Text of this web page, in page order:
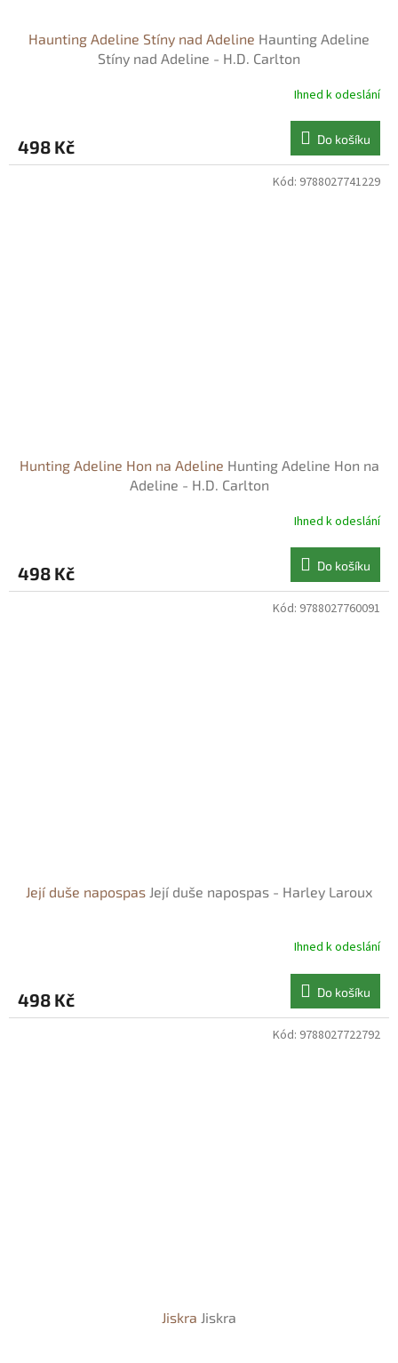
Haunting Adeline Stíny nad Adeline Haunting Adeline
Stíny nad Adeline - H.D. Carlton
Ihned k odeslání
498 Kč Do košíku
Hunting Adeline Hon na Adeline Hunting Adeline Hon na
Adeline - H.D. Carlton
Ihned k odeslání
498 Kč Do košíku
Kód: 9788027741229
Její duše napospas Její duše napospas - Harley Laroux
Ihned k odeslání
498 Kč Do košíku
Kód: 9788027760091
Jiskra Jiskra
Kód: 9788027722792